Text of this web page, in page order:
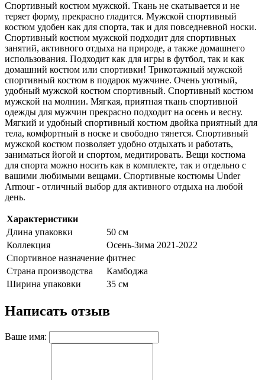
Спортивный костюм мужской. Ткань не скатывается и не
теряет форму, прекрасно гладится. Мужской спортивный
костюм удобен как для спорта, так и для повседневной носки.
Спортивный костюм мужской подходит для спортивных
занятий, активного отдыха на природе, а также домашнего
использования. Подходит как для игры в футбол, так и как
домашний костюм или спортивки! Трикотажный мужской
спортивный костюм в подарок мужчине. Очень уютный,
удобный мужской костюм спортивный. Спортивный костюм
мужской на молнии. Мягкая, приятная ткань спортивной
одежды для мужчин прекрасно подходит на осень и весну.
Мягкий и удобный спортивный костюм двойка приятный для
тела, комфортный в носке и свободно тянется. Спортивный
мужской костюм позволяет удобно отдыхать и работать,
заниматься йогой и спортом, медитировать. Вещи костюма
для спорта можно носить как в комплекте, так и отдельно с
вашими любимыми вещами. Спортивные костюмы Under
Armour - отличный выбор для активного отдыха на любой
день.
Характеристики
Длина упаковки
50 см
Коллекция
Осень-Зима 2021-2022
Спортивное назначение фитнес
Страна производства
Камбоджа
Ширина упаковки
35 см
Написать отзыв
Ваше имя: